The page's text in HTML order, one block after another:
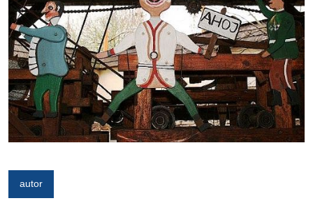
autor